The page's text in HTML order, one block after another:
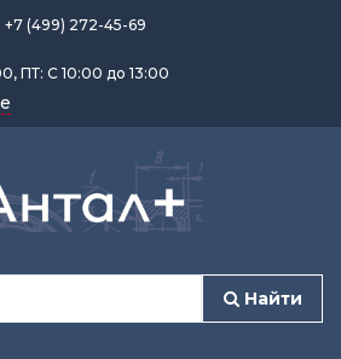
+7 (499) 272-45-69
ПТ: С 10:00 до 13:00
Найти